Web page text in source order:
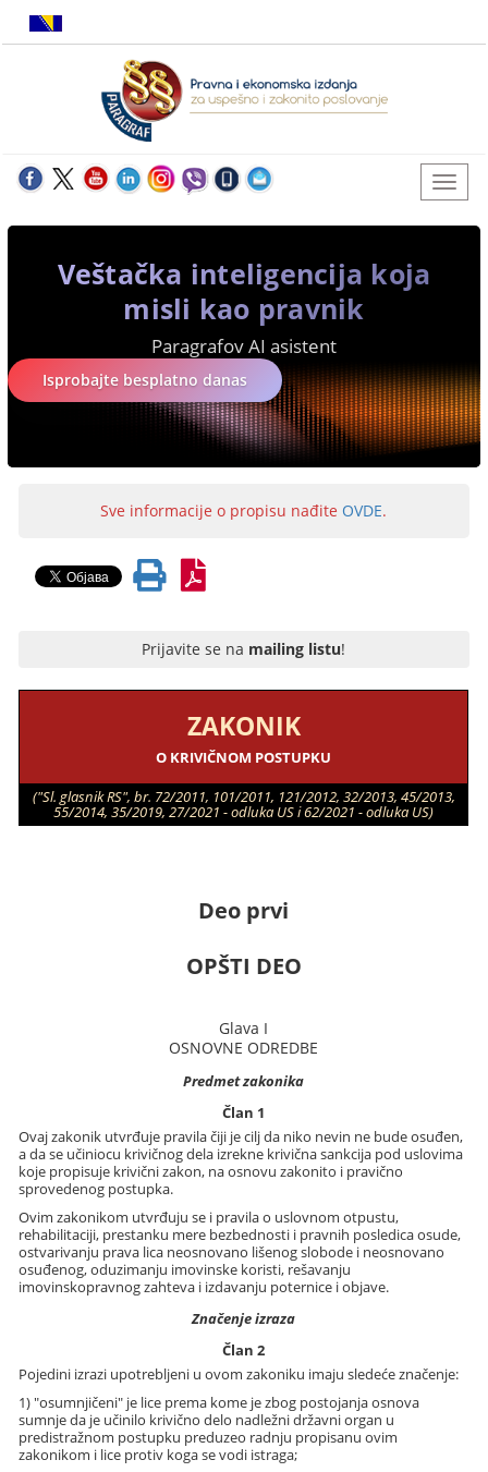
Veštačka inteligencija koja
misli kao pravnik
Paragrafov AI asistent
Isprobajte besplatno danas
Sve informacije o propisu nađite OVDE.
Prijavite se na mailing listu!
ZAKONIK
O KRIVIČNOM POSTUPKU
("Sl. glasnik RS", br. 72/2011, 101/2011, 121/2012, 32/2013, 45/2013,
55/2014, 35/2019, 27/2021 - odluka US i 62/2021 - odluka US)
Deo prvi
OPŠTI DEO
Glava I
OSNOVNE ODREDBE
Predmet zakonika
Član 1
Ovaj zakonik utvrđuje pravila čiji je cilj da niko nevin ne bude osuđen,
a da se učiniocu krivičnog dela izrekne krivična sankcija pod uslovima
koje propisuje krivični zakon, na osnovu zakonito i pravično
sprovedenog postupka.
Ovim zakonikom utvrđuju se i pravila o uslovnom otpustu,
rehabilitaciji, prestanku mere bezbednosti i pravnih posledica osude,
ostvarivanju prava lica neosnovano lišenog slobode i neosnovano
osuđenog, oduzimanju imovinske koristi, rešavanju
imovinskopravnog zahteva i izdavanju poternice i objave.
Značenje izraza
Član 2
Pojedini izrazi upotrebljeni u ovom zakoniku imaju sledeće značenje:
1) "osumnjičeni" je lice prema kome je zbog postojanja osnova
sumnje da je učinilo krivično delo nadležni državni organ u
predistražnom postupku preduzeo radnju propisanu ovim
zakonikom i lice protiv koga se vodi istraga;